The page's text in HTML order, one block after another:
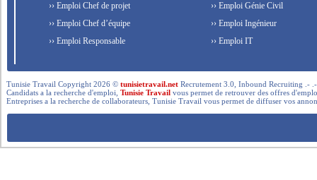
›› Emploi Chef de projet
›› Emploi Chef d’équipe
›› Emploi Responsable
›› Emploi Génie Civil
›› Emploi Ingénieur
›› Emploi IT
Tunisie Travail Copyright 2026 ©tunisietravail.net Recrutement 3.0, Inbound Recruiting .-
Candidats a la recherche d'emploi,Tunisie Travail vous permet de retrouver des offres
Entreprises a la recherche de collaborateurs, Tunisie Travail vous permet de diffuser vos